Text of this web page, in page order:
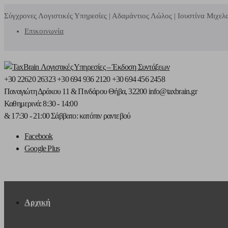
Σύγχρονες Λογιστικές Υπηρεσίες | Αδαμάντιος Λώλος | Ιουστίνα
Επικοινωνία
+30 22620 26323+30 694 936 2120 +30 694 456 2458
Παναγιώτη Δράκου 11 & ΠινδάρουΘήβα, 32200 info@taxbrain.gr
Καθημερινά: 8:30 - 14:00
& 17:30 - 21:00Σάββατο: κατόπιν ραντεβού
Facebook
Google Plus
Αρχική